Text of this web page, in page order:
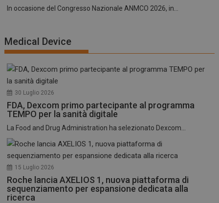
In occasione del Congresso Nazionale ANMCO 2026, in...
Medical Device
30 Luglio 2026
FDA, Dexcom primo partecipante al programma
TEMPO per la sanità digitale
La Food and Drug Administration ha selezionato Dexcom...
15 Luglio 2026
Roche lancia AXELIOS 1, nuova piattaforma di
sequenziamento per espansione dedicata alla
ricerca